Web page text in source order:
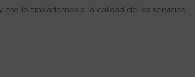
lo trasladamos a la calidad de los servicios